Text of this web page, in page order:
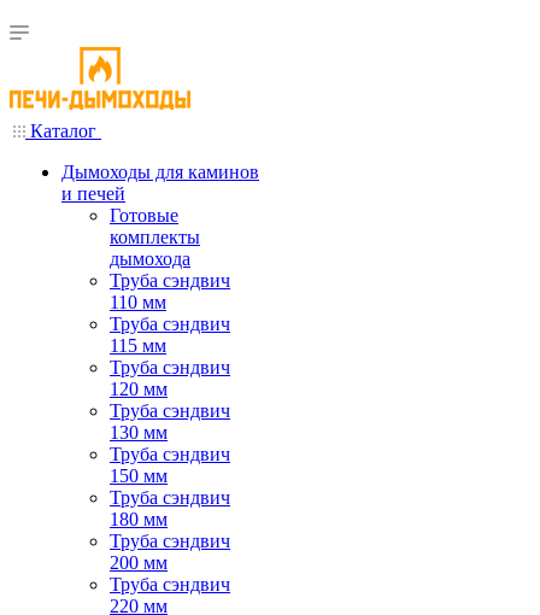
Каталог
Дымоходы для каминов
и печей
Готовые
комплекты
дымохода
Труба сэндвич
110 мм
Труба сэндвич
115 мм
Труба сэндвич
120 мм
Труба сэндвич
130 мм
Труба сэндвич
150 мм
Труба сэндвич
180 мм
Труба сэндвич
200 мм
Труба сэндвич
220 мм